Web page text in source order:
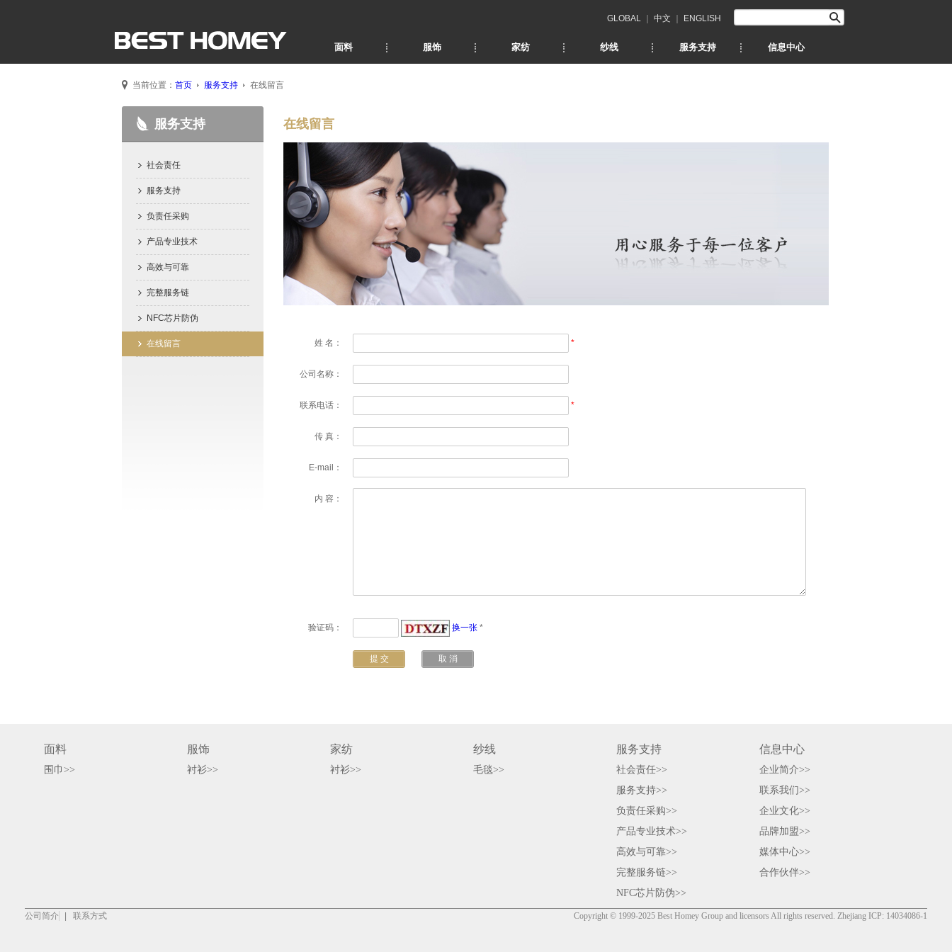
GLOBAL 中文 ENGLISH
面料 服饰 家纺 纱线 服务支持 信息中心
当前位置： 首页 服务支持 在线留言
服务支持
社会责任
服务支持
负责任采购
产品专业技术
高效与可靠
完整服务链
NFC芯片防伪
在线留言
在线留言
姓 名： *
公司名称：
联系电话： *
传 真：
E-mail：
内 容：
验证码： 换一张 *
面料
围巾>>
服饰
衬衫>>
家纺
衬衫>>
纱线
毛毯>>
服务支持
社会责任>>
服务支持>>
负责任采购>>
产品专业技术>>
高效与可靠>>
完整服务链>>
NFC芯片防伪>>
信息中心
企业简介>>
联系我们>>
企业文化>>
品牌加盟>>
媒体中心>>
合作伙伴>>
公司简介 联系方式 Copyright © 1999-2025 Best Homey Group and licensors All rights reserved. Zhejiang ICP: 14034086-1